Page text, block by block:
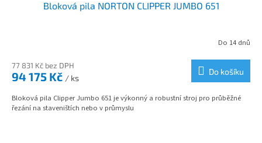
A
M
A
Bloková pila NORTON CLIPPER JUMBO 651
Do 14 dnů
77 831 Kč bez DPH
94 175 Kč / ks
Do košíku
Bloková pila Clipper Jumbo 651 je výkonný a robustní stroj pro průběžné
řezání na staveništích nebo v průmyslu